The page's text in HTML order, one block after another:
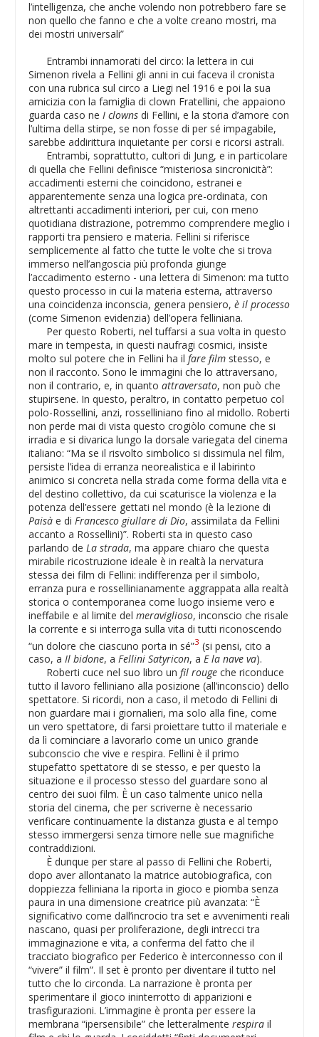
l’intelligenza, che anche volendo non potrebbero fare se
non quello che fanno e che a volte creano mostri, ma
dei mostri universali”
Entrambi innamorati del circo: la lettera in cui
Simenon rivela a Fellini gli anni in cui faceva il cronista
con una rubrica sul circo a Liegi nel 1916 e poi la sua
amicizia con la famiglia di clown Fratellini, che appaiono
guarda caso ne I clowns di Fellini, e la storia d’amore con
l’ultima della stirpe, se non fosse di per sé impagabile,
sarebbe addirittura inquietante per corsi e ricorsi astrali.
Entrambi, soprattutto, cultori di Jung, e in particolare
di quella che Fellini definisce “misteriosa sincronicità”:
accadimenti esterni che coincidono, estranei e
apparentemente senza una logica pre-ordinata, con
altrettanti accadimenti interiori, per cui, con meno
quotidiana distrazione, potremmo comprendere meglio i
rapporti tra pensiero e materia. Fellini si riferisce
semplicemente al fatto che tutte le volte che si trova
immerso nell’angoscia più profonda giunge
l’accadimento esterno - una lettera di Simenon: ma tutto
questo processo in cui la materia esterna, attraverso
una coincidenza inconscia, genera pensiero,è il processo
(come Simenon evidenzia) dell’opera felliniana.
Per questo Roberti, nel tuffarsi a sua volta in questo
mare in tempesta, in questi naufragi cosmici, insiste
molto sul potere che in Fellini ha ilfare film stesso, e
non il racconto. Sono le immagini che lo attraversano,
non il contrario, e, in quantoattraversato, non può che
stupirsene. In questo, peraltro, in contatto perpetuo col
polo-Rossellini, anzi, rosselliniano fino al midollo. Roberti
non perde mai di vista questo crogiòlo comune che si
irradia e si divarica lungo la dorsale variegata del cinema
italiano: “Ma se il risvolto simbolico si dissimula nel film,
persiste l’idea di erranza neorealistica e il labirinto
animico si concreta nella strada come forma della vita e
del destino collettivo, da cui scaturisce la violenza e la
potenza dell’essere gettati nel mondo (è la lezione di
Paisà e di Francesco giullare di Dio, assimilata da Fellini
accanto a Rossellini)”. Roberti sta in questo caso
parlando de La strada, ma appare chiaro che questa
mirabile ricostruzione ideale è in realtà la nervatura
stessa dei film di Fellini: indifferenza per il simbolo,
erranza pura e rossellinianamente aggrappata alla realtà
storica o contemporanea come luogo insieme vero e
ineffabile e al limite delmeraviglioso, inconscio che risale
la corrente e si interroga sulla vita di tutti riconoscendo
“un dolore che ciascuno porta in sé”3 (si pensi, cito a
caso, aIl bidone, aFellini Satyricon, aE la nave va).
Roberti cuce nel suo libro unfil rouge che riconduce
tutto il lavoro felliniano alla posizione (all’inconscio) dello
spettatore. Si ricordi, non a caso, il metodo di Fellini di
non guardare mai i giornalieri, ma solo alla fine, come
un vero spettatore, di farsi proiettare tutto il materiale e
da lì cominciare a lavorarlo come un unico grande
subconscio che vive e respira. Fellini è il primo
stupefatto spettatore di se stesso, e per questo la
situazione e il processo stesso del guardare sono al
centro dei suoi film. È un caso talmente unico nella
storia del cinema, che per scriverne è necessario
verificare continuamente la distanza giusta e al tempo
stesso immergersi senza timore nelle sue magnifiche
contraddizioni.
È dunque per stare al passo di Fellini che Roberti,
dopo aver allontanato la matrice autobiografica, con
doppiezza felliniana la riporta in gioco e piomba senza
paura in una dimensione creatrice più avanzata: “È
significativo come dall’incrocio tra set e avvenimenti reali
nascano, quasi per proliferazione, degli intrecci tra
immaginazione e vita, a conferma del fatto che il
tracciato biografico per Federico è interconnesso con il
“vivere” il film”. Il set è pronto per diventare il tutto nel
tutto che lo circonda. La narrazione è pronta per
sperimentare il gioco ininterrotto di apparizioni e
trasfigurazioni. L’immagine è pronta per essere la
membrana “ipersensibile” che letteralmenterespira il